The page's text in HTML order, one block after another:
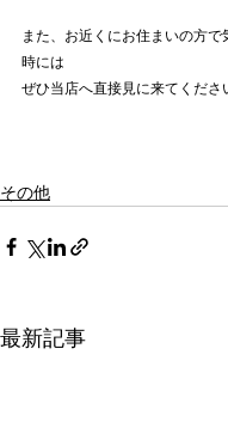
また、お近くにお住まいの方
時には
ぜひ当店へ直接見に来てくださ
その他
最新記事